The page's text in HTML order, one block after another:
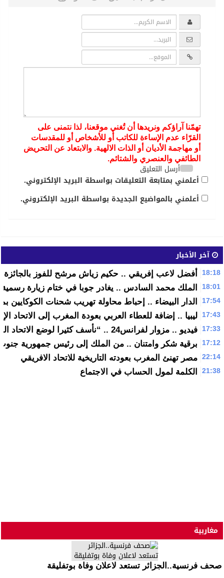
تهمّنا آراؤكم ونريدها أن تُغني موقعنا، لذا نتمنى على
القرّاء عدم الإساءة للكاتب أو للأشخاص أو للمقدسات
أو مهاجمة الأديان أو الذات الالهية. والابتعاد عن التحريض
الطائفي والعنصري والشتائم.
أرسل التعليق
أعلمني بمتابعة التعليقات بواسطة البريد الإلكتروني.
أعلمني بالمواضيع الجديدة بواسطة البريد الإلكتروني.
آخر الأخبار
18:18 أفضل لاعب إفريقي .. حكيم زياش مرشح للفوز بالجائزة في
18:01 الملك محمد السادس .. يغادر جوبا في ختام زيارة
17:54 الدار البيضاء .. إحباط محاولة تهريب شحنات الكوكايين
17:43 ليبيا .. إضافة للعطاء العربي بعودة المغرب إلى الاتحاد
17:33 فيديو .. مزوار لفرانس24 .. “نأسف كثيرا لوضع الاتحاد المغاربي اليوم”
17:12 برقية شكر وامتنان .. من الملك إلى رئيس جمهورية
22:14 مصر تهنئ المغرب بعودته التاريخية للاتحاد الافريقي
21:38 الكلمة لمول الحساب في الاجتماع
مغاربية
صحف فرنسية..الجزائر تستعد لاعلان وفاة بوتفليقة